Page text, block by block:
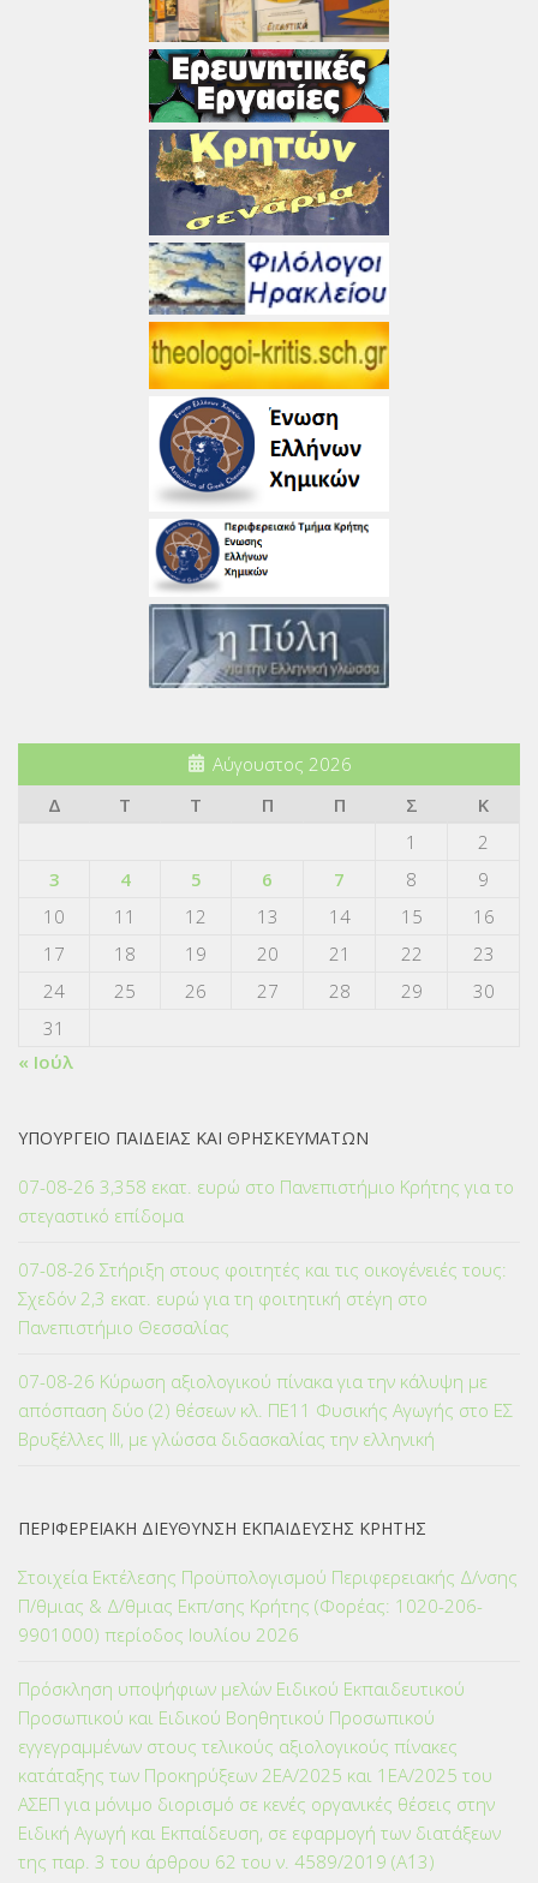
Αύγουστος 2026
Δ
Τ Τ Π Π Σ
Κ
1
2
3
4 5 6 7 8
9
10
11 12 13 14 15
16
17
18 19 20 21 22
23
24
25 26 27 28 29
30
31
« Ιούλ
ΥΠΟΥΡΓΕΙΟ ΠΑΙΔΕΙΑΣ ΚΑΙ ΘΡΗΣΚΕΥΜΑΤΩΝ
07-08-26 3,358 εκατ. ευρώ στο Πανεπιστήμιο Κρήτης για το
στεγαστικό επίδομα
07-08-26 Στήριξη στους φοιτητές και τις οικογένειές τους:
Σχεδόν 2,3 εκατ. ευρώ για τη φοιτητική στέγη στο
Πανεπιστήμιο Θεσσαλίας
07-08-26 Κύρωση αξιολογικού πίνακα για την κάλυψη με
απόσπαση δύο (2) θέσεων κλ. ΠΕ11 Φυσικής Αγωγής στο ΕΣ
Βρυξέλλες ΙΙΙ, με γλώσσα διδασκαλίας την ελληνική
ΠΕΡΙΦΕΡΕΙΑΚΗ ΔΙΕΥΘΥΝΣΗ ΕΚΠΑΙΔΕΥΣΗΣ ΚΡΗΤΗΣ
Στοιχεία Εκτέλεσης Προϋπολογισμού Περιφερειακής Δ/νσης
Π/θμιας & Δ/θμιας Εκπ/σης Κρήτης (Φορέας: 1020-206-
9901000) περίοδος Ιουλίου 2026
Πρόσκληση υποψήφιων μελών Ειδικού Εκπαιδευτικού
Προσωπικού και Ειδικού Βοηθητικού Προσωπικού
εγγεγραμμένων στους τελικούς αξιολογικούς πίνακες
κατάταξης των Προκηρύξεων 2ΕΑ/2025 και 1ΕΑ/2025 του
ΑΣΕΠ για μόνιμο διορισμό σε κενές οργανικές θέσεις στην
Ειδική Αγωγή και Εκπαίδευση, σε εφαρμογή των διατάξεων
της παρ. 3 του άρθρου 62 του ν. 4589/2019 (Α΄13)